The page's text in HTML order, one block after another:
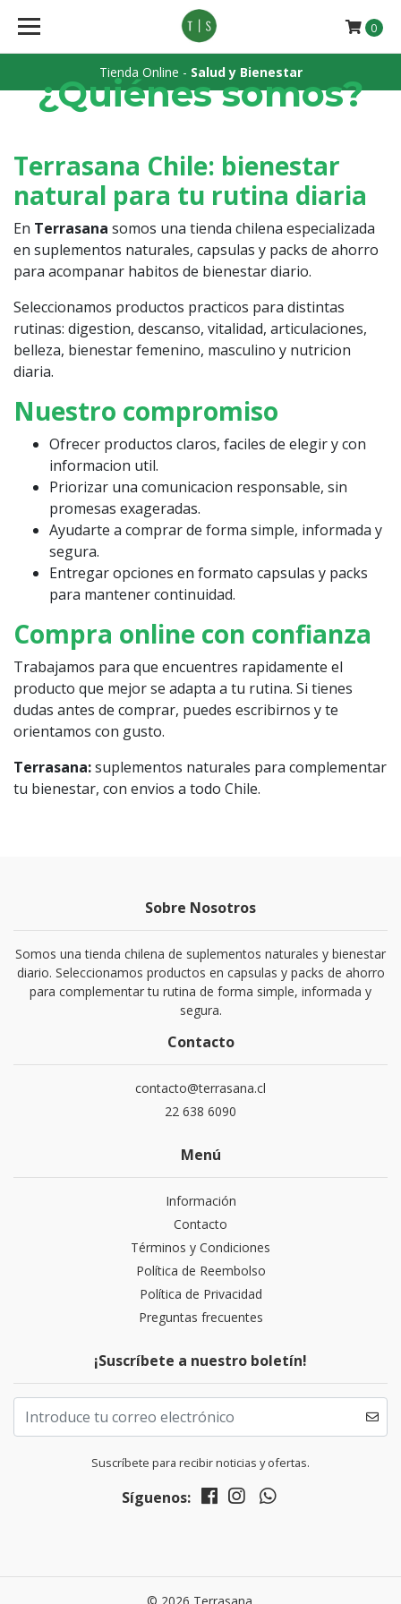
Tienda Online - Salud y Bienestar
0
¿Quiénes somos?
Terrasana Chile: bienestar
natural para tu rutina diaria
En Terrasana somos una tienda chilena especializada
en suplementos naturales, capsulas y packs de ahorro
para acompanar habitos de bienestar diario.
Seleccionamos productos practicos para distintas
rutinas: digestion, descanso, vitalidad, articulaciones,
belleza, bienestar femenino, masculino y nutricion
diaria.
Nuestro compromiso
Ofrecer productos claros, faciles de elegir y con
informacion util.
Priorizar una comunicacion responsable, sin
promesas exageradas.
Ayudarte a comprar de forma simple, informada y
segura.
Entregar opciones en formato capsulas y packs
para mantener continuidad.
Compra online con confianza
Trabajamos para que encuentres rapidamente el
producto que mejor se adapta a tu rutina. Si tienes
dudas antes de comprar, puedes escribirnos y te
orientamos con gusto.
Terrasana:suplementos naturales para complementar
tu bienestar, con envios a todo Chile.
Sobre Nosotros
Somos una tienda chilena de suplementos naturales y bienestar
diario. Seleccionamos productos en capsulas y packs de ahorro
para complementar tu rutina de forma simple, informada y
segura.
Contacto
contacto@terrasana.cl
22 638 6090
Menú
Información
Contacto
Términos y Condiciones
Política de Reembolso
Política de Privacidad
Preguntas frecuentes
¡Suscríbete a nuestro boletín!
Suscríbete para recibir noticias y ofertas.
Síguenos: